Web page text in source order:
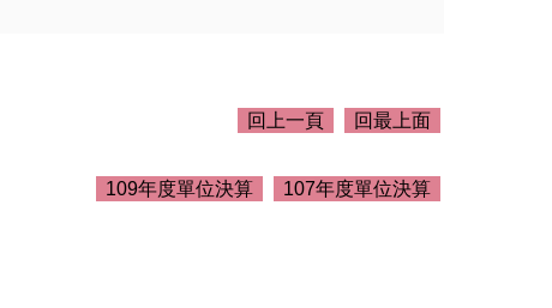
回上一頁 回最上面
109年度單位決算 107年度單位決算